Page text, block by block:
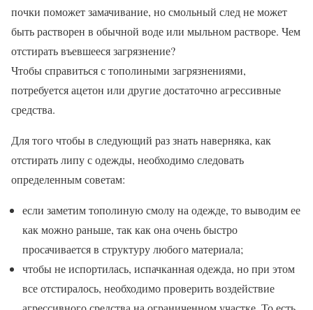
почки поможет замачивание, но смольный след не может
быть растворен в обычной воде или мыльном растворе. Чем
отстирать въевшееся загрязнение?
Чтобы справиться с тополиными загрязнениями,
потребуется ацетон или другие достаточно агрессивные
средства.
Для того чтобы в следующий раз знать наверняка, как
отстирать липу с одежды, необходимо следовать
определенным советам:
если заметим тополиную смолу на одежде, то выводим ее
как можно раньше, так как она очень быстро
просачивается в структуру любого материала;
чтобы не испортилась, испачканная одежда, но при этом
все отстиралось, необходимо проверить воздействие